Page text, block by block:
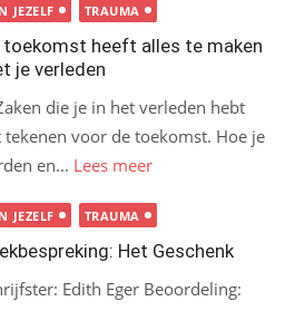
JEZELF TRAUMA
toekomst heeft alles te maken
je verleden
die je in het verleden hebt
tekenen voor de toekomst. Hoe je
en... Lees meer
JEZELF TRAUMA
Het Geschenk
Edith Eger Beoordeling: